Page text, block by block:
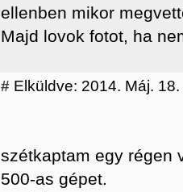
ellenben mikor
Majd lovok fotot, ha
# Elküldve: 2014. Máj.
szétkaptam egy régen
500-as gépet.